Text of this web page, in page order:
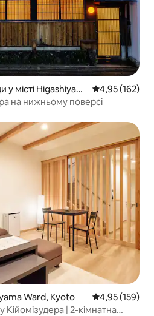
місті Higashiyam
Середня
4,95 (162)
на нижньому поверсі
Ward, Kyoto Середня
4,95 (159)
Кійомізудера | 2-кімнатна